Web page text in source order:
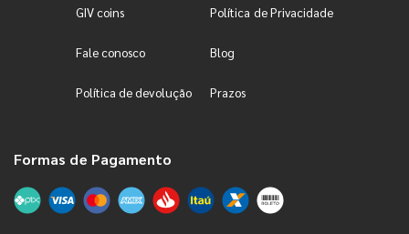
GIV coins Política de Privacidade
Fale conosco Blog
Política de devolução Prazos
Formas de Pagamento